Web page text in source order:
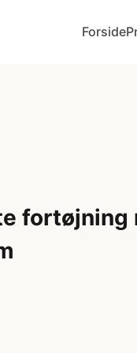
Forside